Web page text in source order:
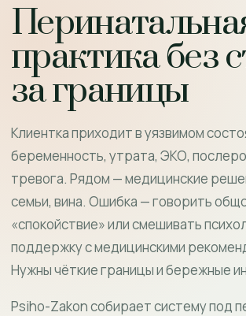
практика без
за границы
Клиентка приходит в уязвимом
беременность, утрата, ЭКО,
тревога. Рядом — медицинские
семьи, вина. Ошибка — говорить
«спокойствие» или смешивать
поддержку с медицинскими
Нужны чёткие границы и бережные
Psiho-Zakon собирает систему под